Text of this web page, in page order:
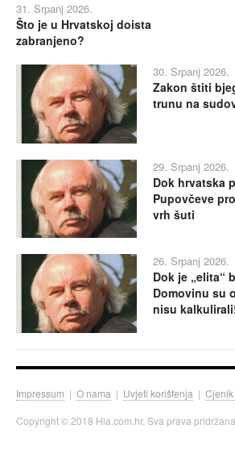
31. Srpanj 2026.
Što je u Hrvatskoj doista
zabranjeno?
30. Srpanj 2026.
Zakon štiti
trunu na
29. Srpanj 2026.
Dok hrvatska
Pupovčeve
vrh šuti
26. Srpanj 2026.
Dok je „elita“
Domovinu su
nisu
Impressum | O nama | Uvjeti korištenja |
Copyright © 2018 Hia.com.hr. Sva prava